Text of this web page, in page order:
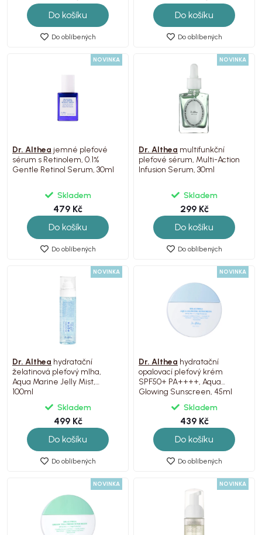
Do košíku
Do oblíbených
Do košíku
Do oblíbených
NOVINKA
Dr. Althea jemné pleťové
sérum s Retinolem, 0.1%
Gentle Retinol Serum, 30ml
Skladem
479 Kč
Do košíku
Do oblíbených
NOVINKA
Dr. Althea multifunkční
pleťové sérum, Multi-Action
Infusion Serum, 30ml
Skladem
299 Kč
Do košíku
Do oblíbených
NOVINKA
Dr. Althea hydratační
želatinová pleťový mlha,
Aqua Marine Jelly Mist,
100ml
Skladem
499 Kč
Do košíku
Do oblíbených
NOVINKA
Dr. Althea hydratační
opalovací pleťový krém
SPF50+ PA++++, Aqua
Glowing Sunscreen, 45ml
Skladem
439 Kč
Do košíku
Do oblíbených
NOVINKA NOVINKA